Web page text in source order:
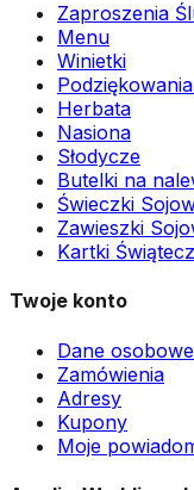
Zaproszenia
Menu
Winietki
Herbata
Nasiona
Słodycze
Butelki na
Świeczki
Zawieszki
Kartki
Twoje konto
Dane osobowe
Zamówienia
Adresy
Kupony
Moje